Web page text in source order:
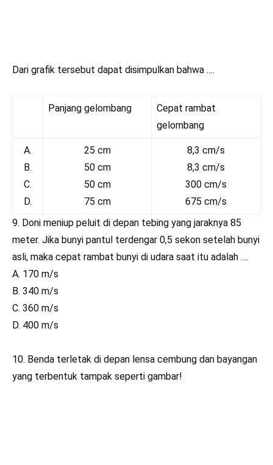
Dari grafik tersebut dapat disimpulkan bahwa ….
Panjang gelombang
Cepat rambat
gelombang
A.
B.
C.
D.
25 cm
50 cm
50 cm
75 cm
8,3 cm/s
8,3 cm/s
300 cm/s
675 cm/s
9. Doni meniup peluit di depan tebing yang jaraknya 85
meter. Jika bunyi pantul terdengar 0,5 sekon setelah bunyi
asli, maka cepat rambat bunyi di udara saat itu adalah ….
A. 170 m/s
B. 340 m/s
C. 360 m/s
D. 400 m/s
10. Benda terletak di depan lensa cembung dan bayangan
yang terbentuk tampak seperti gambar!